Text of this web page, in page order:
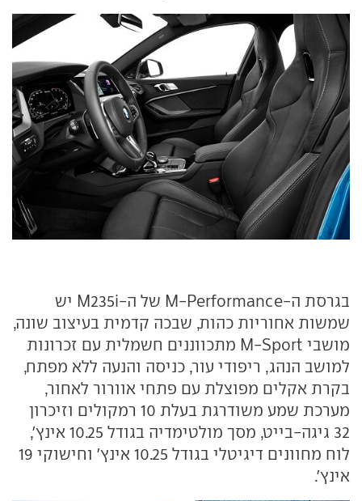
בגרסת ה-M-Performance של ה-M235i יש
שמשות אחוריות כהות, שבכה קדמית בעיצוב שונה,
מושבי M-Sport מתכווננים חשמלית עם זכרונות
למושב הנהג, ריפודי עור, כניסה והנעה ללא מפתח,
בקרת אקלים מפוצלת עם פתחי אוורור לאחור,
מערכת שמע משודרגת בעלת 10 רמקולים וזיכרון
32 גיגה-בייט, מסך מולטימדיה בגודל 10.25 אינץ',
לוח מחוונים דיגיטלי בגודל 10.25 אינץ' וחישוקי 19
אינץ'.